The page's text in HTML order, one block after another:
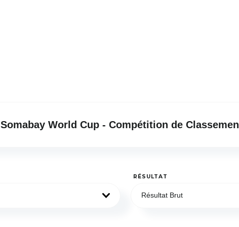
Somabay World Cup - Compétition de
RÉSULTAT
Résultat Brut